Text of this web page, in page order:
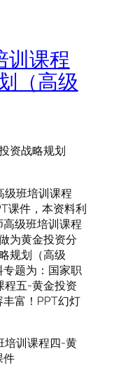
训课程
（高级
资战略规划
级班培训课程
课件，本资料利
级班培训课程
为黄金投资分
规划（高级
题为：国家职
程五-黄金投资
富！PPT幻灯
培训课程四-黄
件